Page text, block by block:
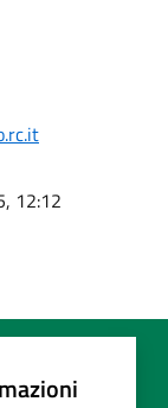
12:12